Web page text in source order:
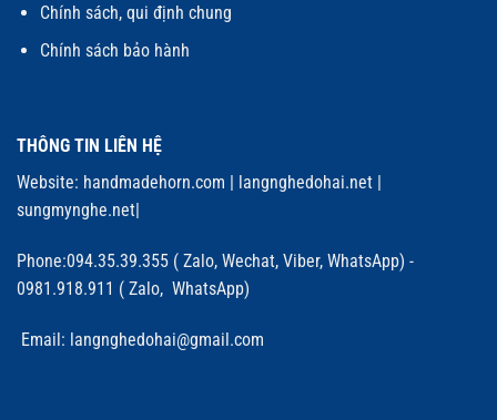
Chính sách, qui định chung
Chính sách bảo hành
THÔNG TIN LIÊN HỆ
Website: handmadehorn.com | langnghedohai.net |
sungmynghe.net|
Phone:094.35.39.355 ( Zalo, Wechat, Viber, WhatsApp) -
0981.918.911 ( Zalo, WhatsApp)
Email: langnghedohai@gmail.com